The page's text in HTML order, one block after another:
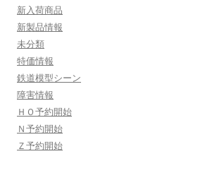
新入荷商品
新製品情報
未分類
特価情報
鉄道模型シーン
障害情報
ＨＯ予約開始
Ｎ予約開始
Ｚ予約開始